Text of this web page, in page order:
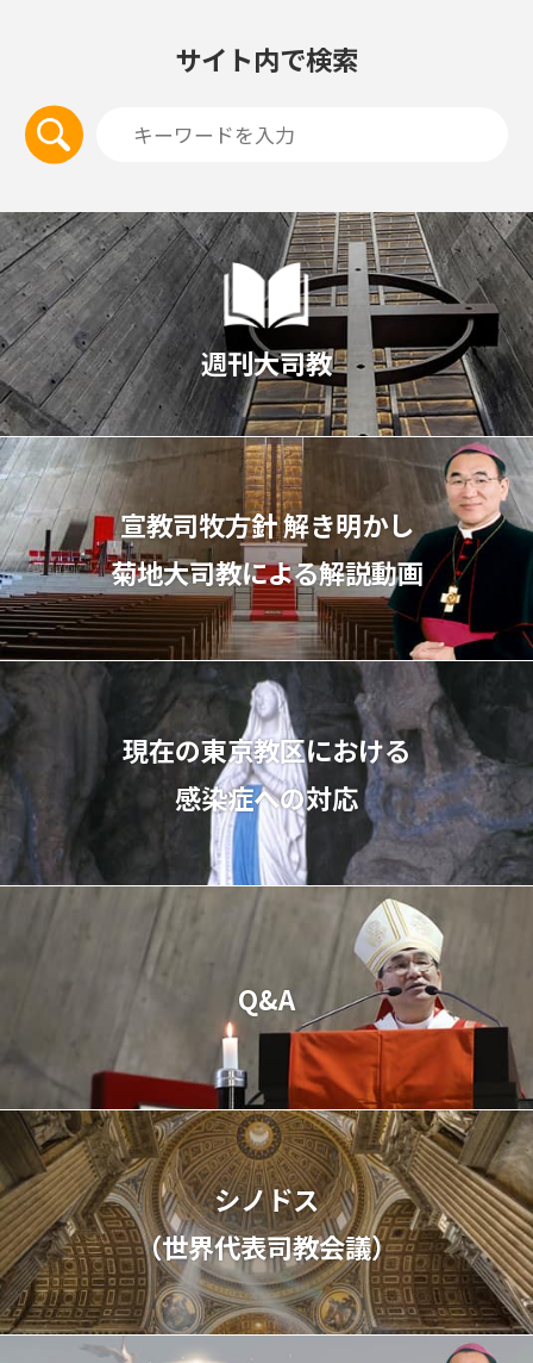
サイト内で検索
週刊大司教
宣教司牧⽅針 解き明かし
菊地⼤司教による解説動画
現在の東京教区における
感染症への対応
Q&A
シノドス
（世界代表司教会議）